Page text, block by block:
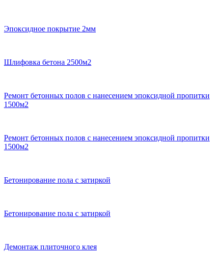
Эпоксидное покрытие 2мм
Шлифовка бетона 2500м2
Ремонт бетонных полов с нанесением эпоксидной пропитки
1500м2
Ремонт бетонных полов с нанесением эпоксидной пропитки
1500м2
Бетонирование пола с затиркой
Бетонирование пола с затиркой
Демонтаж плиточного клея